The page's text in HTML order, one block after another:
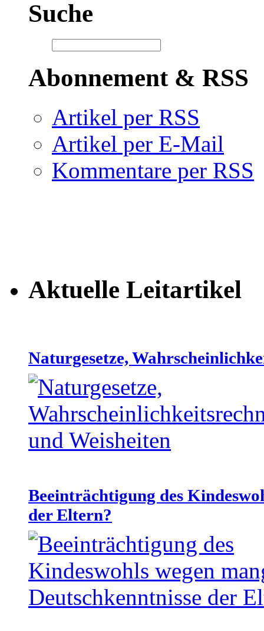
Suche
Abonnement & RSS
Artikel per RSS
Artikel per E-Mail
Kommentare per RSS
Aktuelle Leitartikel
Naturgesetze,
Beeinträchtigung des
der Eltern?